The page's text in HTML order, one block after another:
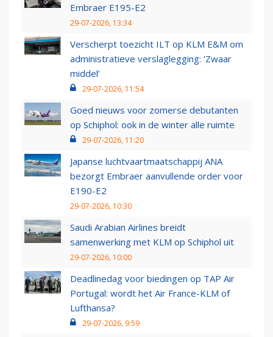
Embraer E195-E2
29-07-2026, 13:34
Verscherpt toezicht ILT op KLM E&M om
administratieve verslaglegging: ‘Zwaar
middel’
29-07-2026, 11:54
Goed nieuws voor zomerse debutanten
op Schiphol: ook in de winter alle ruimte
29-07-2026, 11:20
Japanse luchtvaartmaatschappij ANA
bezorgt Embraer aanvullende order voor
E190-E2
29-07-2026, 10:30
Saudi Arabian Airlines breidt
samenwerking met KLM op Schiphol uit
29-07-2026, 10:00
Deadlinedag voor biedingen op TAP Air
Portugal: wordt het Air France-KLM of
Lufthansa?
29-07-2026, 9:59